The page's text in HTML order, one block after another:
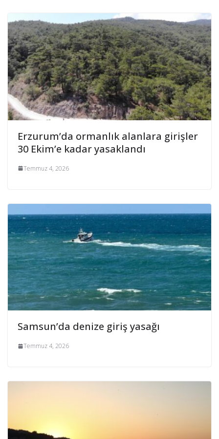
Erzurum’da ormanlık alanlara girişler
30 Ekim’e kadar yasaklandı
Temmuz 4, 2026
Samsun’da denize giriş yasağı
Temmuz 4, 2026